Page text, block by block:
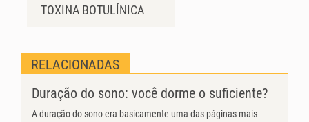
TOXINA BOTULÍNICA
RELACIONADAS
Duração do sono: você dorme o suficiente?
A duração do sono era basicamente uma das páginas mais